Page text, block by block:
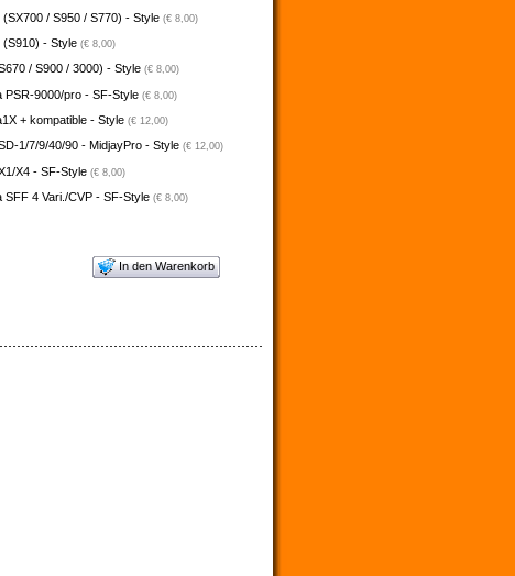
/ S950 / S770) - Style (€ 8,00)
(S910) - Style (€ 8,00)
/ S900 / 3000) - Style (€ 8,00)
PSR-9000/pro - SF-Style (€ 8,00)
+ kompatible - Style (€ 12,00)
1/7/9/40/90 - MidjayPro - Style (€ 12,00)
X4 - SF-Style (€ 8,00)
SFF 4 Vari./CVP - SF-Style (€ 8,00)
In den Warenkorb